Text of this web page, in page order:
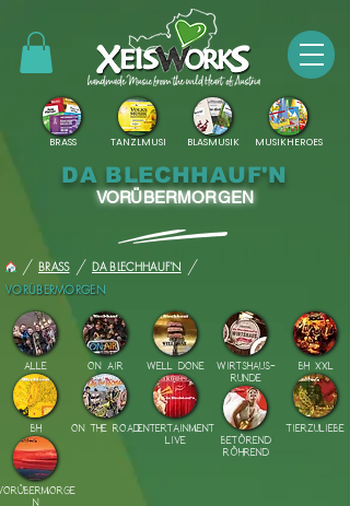
BRASS TANZLMUSI BLASMUSIK MUSIKHEROES
DA BLECHHAUF'N
VORÜBERMORGEN
/ BRASS / DA BLECHHAUF'N /
VORÜBERMORGEN
ALLE
BH
N
ON AIR
ON THE ROAD
WELL DONE
ENTERTAINMENT
LIVE
WIRTSHAUS-
RUNDE
BETÖREND
RÖHREND
BH XXL
TIERZULIEBE